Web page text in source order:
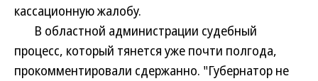
кассационную жалобу.
В областной администрации судебный
процесс, который тянется уже почти полгода,
прокомментировали сдержанно. "Губернатор не